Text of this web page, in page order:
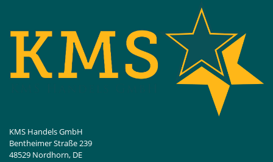
KMS Handels GmbH
Bentheimer Straße 239
48529 Nordhorn, DE